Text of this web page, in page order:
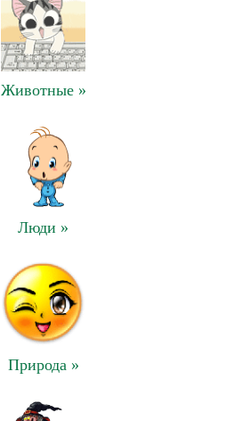
Животные »
Люди »
Природа »